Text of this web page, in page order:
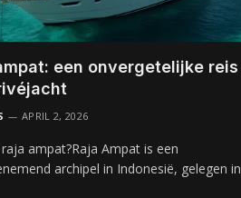
een onvergetelijke reis
APRIL 2, 2026
ampat?Raja Ampat is een
archipel in Indonesië, gelegen in